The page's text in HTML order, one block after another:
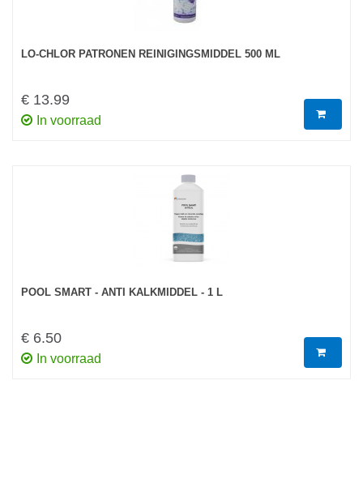
LO-CHLOR PATRONEN REINIGINGSMIDDEL 500 ML
€ 13.99
In voorraad
POOL SMART - ANTI KALKMIDDEL - 1 L
€ 6.50
In voorraad